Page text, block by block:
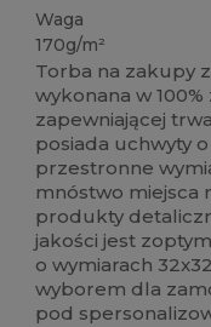
Waga
170g/m²
Torba na zakupy
wykonana w
zapewniającej
posiada uchwyty
przestronne
mnóstwo miejsca
produkty
jakości jest
o wymiarach
wyborem dla
pod